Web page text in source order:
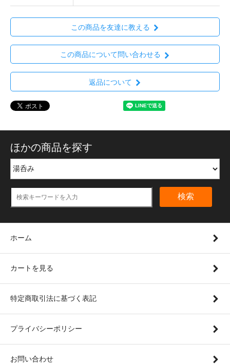
この商品を友達に教える
この商品について問い合わせる
返品について
ほかの商品を探す
検索
ホーム
カートを見る
特定商取引法に基づく表記
プライバシーポリシー
お問い合わせ